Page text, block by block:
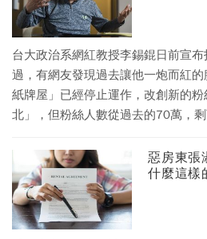
台大政治系網紅教授李錫錕日前宣
過，有網友發現過去讓他一炮而紅
紙牌屋」已經停止運作，改創新的粉
北」，但粉絲人數從過去的70萬，
竟為錢分手。原小編指出，「Power
開始就是由原小編團隊自行發起成立
授權上課影片進行剪輯，李明確表示
輯播送均無問題。
惡房東張淑晶
什麼這樣